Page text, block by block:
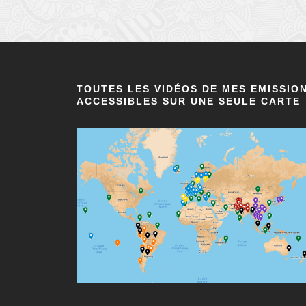
TOUTES LES VIDÉOS DE MES
ACCESSIBLES SUR UNE SEULE CARTE